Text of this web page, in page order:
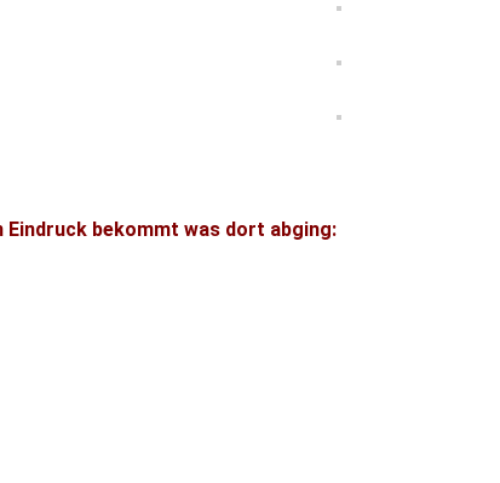
Eindruck bekommt was dort abging: